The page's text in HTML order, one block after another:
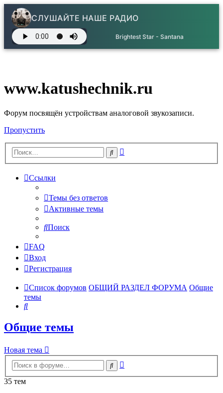
СЛУШАЙТЕ НАШЕ РАДИО
Brightest Star - Santana
www.katushechnik.ru
Форум посвящён устройствам аналоговой звукозаписи.
Пропустить
Поиск
Ссылки
Темы без ответов
Активные темы
Поиск
FAQ
Вход
Регистрация
Список форумов ОБЩИЙ РАЗДЕЛ ФОРУМА Общие
темы
Поиск
Общие темы
Новая тема
Поиск
35 тем